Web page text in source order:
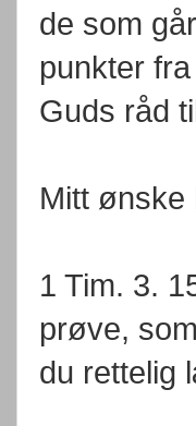
de som
punkter
Guds råd
Mitt
1 Tim. 3.
prøve,
du rettelig